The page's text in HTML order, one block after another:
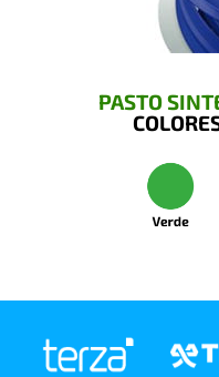
PASTO